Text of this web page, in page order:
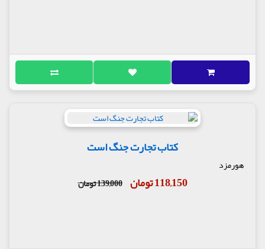
کتاب تجارت جنگ است
هورمزد
118,150 تومان 139,000 تومان